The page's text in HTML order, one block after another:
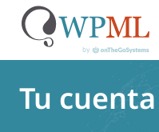
contenido
Tu